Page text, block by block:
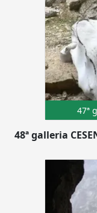
47ª
48ª galleria